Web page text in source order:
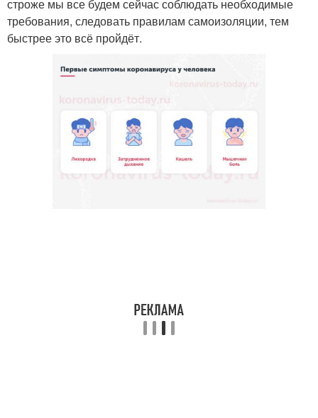
строже мы все будем сейчас соблюдать необходимые
требования, следовать правилам самоизоляции, тем
быстрее это всё пройдёт.